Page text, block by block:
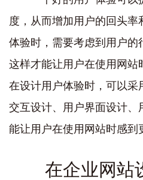
度，从而增加用户的回头
体验时，需要考虑到用户的
这样才能让用户在使用网站
在设计用户体验时，可以采
交互设计、用户界面设计、
能让用户在使用网站时感到
在企业网站